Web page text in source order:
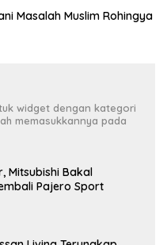
Masalah Muslim Rohingya
widget dengan kategori
memasukkannya pada
Mitsubishi Bakal
Pajero Sport